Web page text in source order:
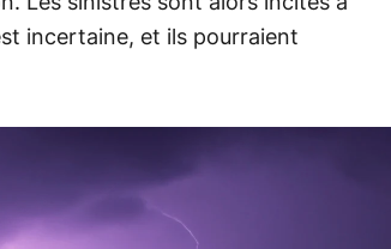
incertaine, et ils pourraient